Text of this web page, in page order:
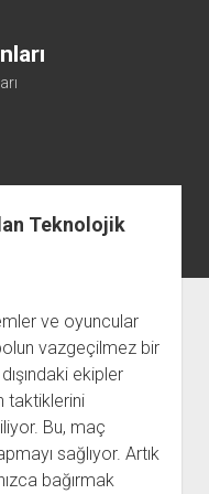
Al
Parasız
Teknolojik
ve oyuncular
vazgeçilmez bir
ekipler
taktiklerini
Bu, maç
sağlıyor. Artık
bağırmak